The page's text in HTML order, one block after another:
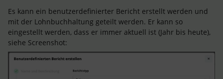
Es kann ein benutzerdefinierter Bericht erstellt werden und
mit der Lohnbuchhaltung geteilt werden. Er kann so
eingestellt werden, dass er immer aktuell ist (Jahr bis heute),
siehe Screenshot: